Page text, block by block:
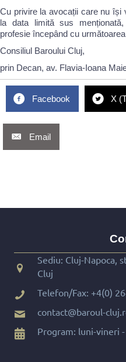
Cu privire la avocații care nu își
la data limită sus
profesie începând cu
Consiliul Baroului Cluj,
prin Decan, av. Flavia-Ioana
Facebook X
Email
Sediu: Cluj-Napoca,
Cluj
Telefon/Fax: +4(0)
contact@baroul-
Program: luni-vineri